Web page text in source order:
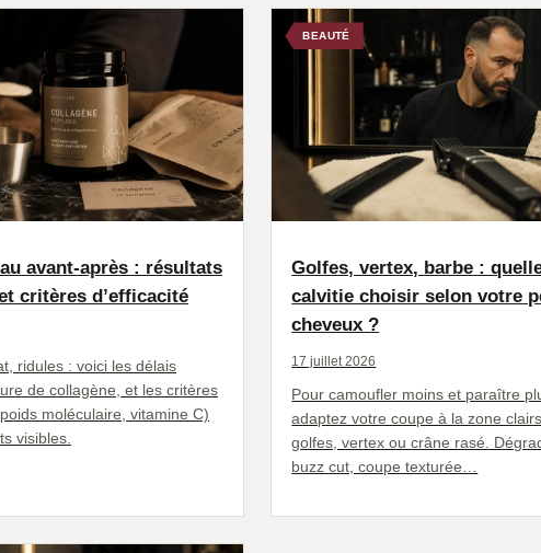
avant-après : résultats
critères d’efficacité
ridules : voici les délais
de collagène, et les critères
moléculaire, vitamine C)
visibles.
BEAUTÉ
Golfes, vertex, barbe :
calvitie choisir selon votre
cheveux ?
17 juillet 2026
Pour camoufler moins et paraître
adaptez votre coupe à la zone
golfes, vertex ou crâne rasé.
buzz cut, coupe texturée…